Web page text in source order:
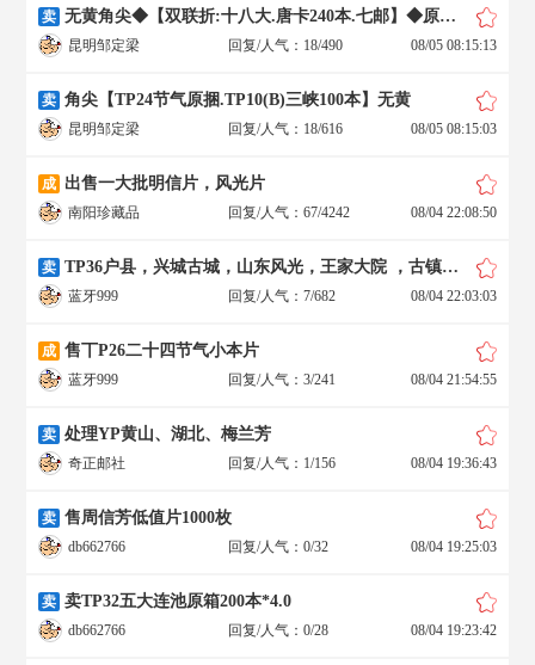
卖 无黄角尖◆【双联折:十八大.唐卡240本.七邮】◆原胶全品
昆明邹定梁 回复/人气：18/490 08/05 08:15:13
卖 角尖【TP24节气原捆.TP10(B)三峡100本】无黄
昆明邹定梁 回复/人气：18/616 08/05 08:15:03
成 出售一大批明信片，风光片
南阳珍藏品 回复/人气：67/4242 08/04 22:08:50
卖 TP36户县，兴城古城，山东风光，王家大院 ，古镇碛口，碉楼
蓝牙999 回复/人气：7/682 08/04 22:03:03
成 售丅P26二十四节气小本片
蓝牙999 回复/人气：3/241 08/04 21:54:55
卖 处理YP黄山、湖北、梅兰芳
奇正邮社 回复/人气：1/156 08/04 19:36:43
卖 售周信芳低值片1000枚
db662766 回复/人气：0/32 08/04 19:25:03
卖 卖TP32五大连池原箱200本*4.0
db662766 回复/人气：0/28 08/04 19:23:42